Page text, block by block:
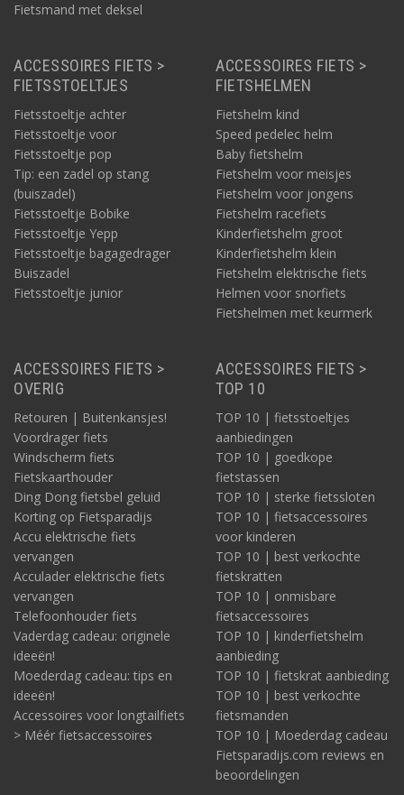
Fietsmand met deksel
ACCESSOIRES FIETS >
FIETSSTOELTJES
Fietsstoeltje achter
Fietsstoeltje voor
Fietsstoeltje pop
Tip: een zadel op stang
(buiszadel)
Fietsstoeltje Bobike
Fietsstoeltje Yepp
Fietsstoeltje bagagedrager
Buiszadel
Fietsstoeltje junior
ACCESSOIRES FIETS >
FIETSHELMEN
Fietshelm kind
Speed pedelec helm
Baby fietshelm
Fietshelm voor meisjes
Fietshelm voor jongens
Fietshelm racefiets
Kinderfietshelm groot
Kinderfietshelm klein
Fietshelm elektrische fiets
Helmen voor snorfiets
Fietshelmen met keurmerk
ACCESSOIRES FIETS >
OVERIG
Retouren | Buitenkansjes!
Voordrager fiets
Windscherm fiets
Fietskaarthouder
Ding Dong fietsbel geluid
Korting op Fietsparadijs
Accu elektrische fiets
vervangen
Acculader elektrische fiets
vervangen
Telefoonhouder fiets
Vaderdag cadeau: originele
ideeën!
Moederdag cadeau: tips en
ideeën!
Accessoires voor longtailfiets
> Méér fietsaccessoires
ACCESSOIRES FIETS >
TOP 10
TOP 10 | fietsstoeltjes
aanbiedingen
TOP 10 | goedkope
fietstassen
TOP 10 | sterke fietssloten
TOP 10 | fietsaccessoires
voor kinderen
TOP 10 | best verkochte
fietskratten
TOP 10 | onmisbare
fietsaccessoires
TOP 10 | kinderfietshelm
aanbieding
TOP 10 | fietskrat aanbieding
TOP 10 | best verkochte
fietsmanden
TOP 10 | Moederdag cadeau
Fietsparadijs.com reviews en
beoordelingen